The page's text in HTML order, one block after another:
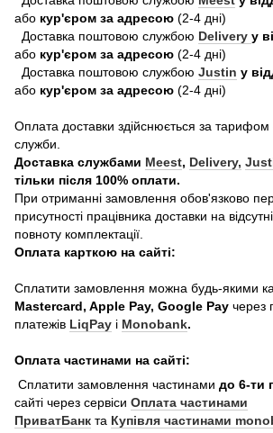
або кур'єром за адресою (2-4 дні)
Доставка поштовою службою Delivery у
або кур'єром за адресою (2-4 дні)
Доставка поштовою службою Justin у
або кур'єром за адресою (2-4 дні)
Оплата доставки здійснюється за тарифом
служби.
Доставка службами Meest, Delivery,
тільки після 100% оплати.
При отриманні замовлення обов'язково
присутності працівника доставки на
повноту комплектації.
Оплата карткою на сайті:
Сплатити замовлення можна будь-якими
Mastercard, Apple Pay, Google Pay через
платежів LiqPay і Monobank.
Оплата частинами на сайті:
Сплатити замовлення частинами до 6-ти
сайті через сервіси Оплата частинами
ПриватБанк та Купівля частинами